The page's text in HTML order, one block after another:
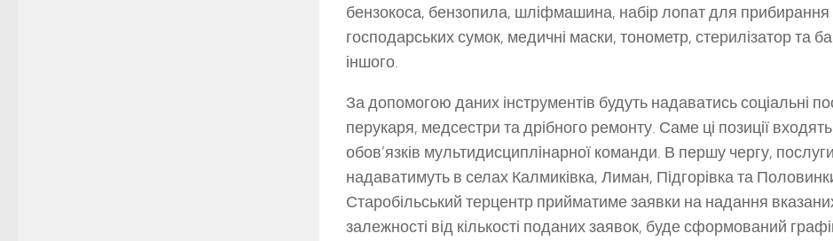
бензокоса, бензопила, шліфмашина, набір лопат для прибирання
господарських сумок, медичні маски, тонометр, стерилізатор та
іншого.
За допомогою даних інструментів будуть надаватись соціальні
перукаря, медсестри та дрібного ремонту. Саме ці позиції
обов’язків мультидисциплінарної команди. В першу чергу, послуги
надаватимуть в селах Калмиківка, Лиман, Підгорівка та
Старобільський терцентр прийматиме заявки на надання
залежності від кількості поданих заявок, буде сформований